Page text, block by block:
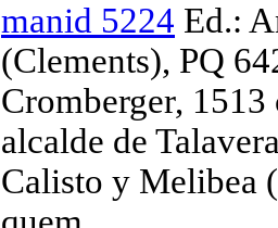
manid 5224 Ed.:
(Clements), PQ
Cromberger, 1513
alcalde de
Calisto y Melibea